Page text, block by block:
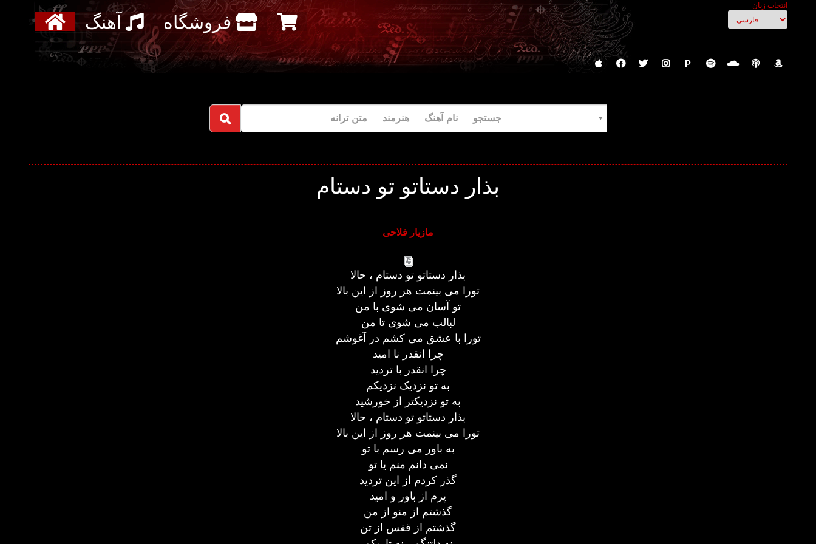
انتخاب زبان
آهنگ فروشگاه
P
جستجو نام آهنگ هنرمند متن ترانه
بذار دستاتو تو دستام
مازیار فلاحی
بذار دستاتو تو دستام ، حالا
تورا می بینمت هر روز از این بالا
تو آسان می شوی با من
لبالب می شوی تا من
تورا با عشق می کشم در آغوشم
چرا انقدر نا امید
چرا انقدر با تردید
به تو نزدیک نزدیکم
به تو نزدیکتر از خورشید
بذار دستاتو تو دستام ، حالا
تورا می بینمت هر روز از این بالا
به باور می رسم با تو
نمی دانم منم یا تو
گذر کردم از این تردید
پرم از باور و امید
گذشتم از منو از من
گذشتم از قفس از تن